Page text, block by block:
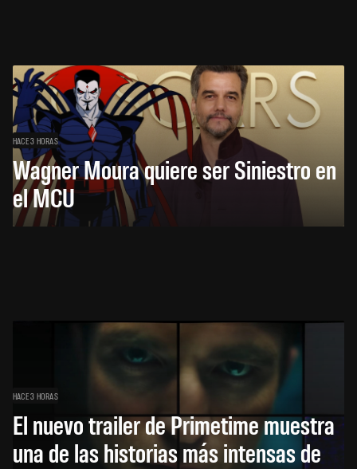
HACE 3 HORAS
Wagner Moura quiere ser Siniestro en
el MCU
HACE 3 HORAS
El nuevo trailer de Primetime muestra
una de las historias más intensas de